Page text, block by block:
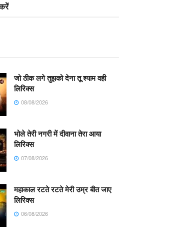
जो ठीक लगे तुझको देना तू श्याम वही
लिरिक्स
08/08/2026
भोले तेरी नगरी में दीवाना तेरा आया
लिरिक्स
07/08/2026
महाकाल रटते रटते मेरी उम्र बीत जाए
लिरिक्स
06/08/2026